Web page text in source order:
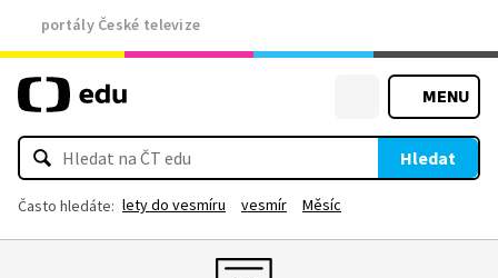
portály České televize
MENU
Hledat
Často hledáte: lety do vesmíru vesmír Měsíc